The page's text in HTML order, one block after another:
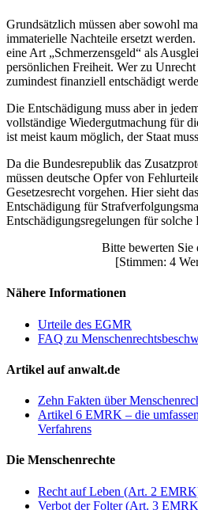
Grundsätzlich müssen aber sowohl
immaterielle Nachteile ersetzt
eine Art „Schmerzensgeld“ als
persönlichen Freiheit. Wer zu
zumindest finanziell entschädigt
Die Entschädigung muss aber in
vollständige Wiedergutmachung für
ist meist kaum möglich, der Staat
Da die Bundesrepublik das
müssen deutsche Opfer von
Gesetzesrecht vorgehen. Hier sieht
Entschädigung für
Entschädigungsregelungen für solche
Bitte bewerten Sie
[Stimmen: 4
Nähere Informationen
Urteile des EGMR
FAQ zu
Artikel auf anwalt.de
Zehn Fakten über
Artikel 6 EMRK – die
Verfahrens
Die Menschenrechte
Recht auf Leben (Art. 2
Verbot der Folter (Art. 3